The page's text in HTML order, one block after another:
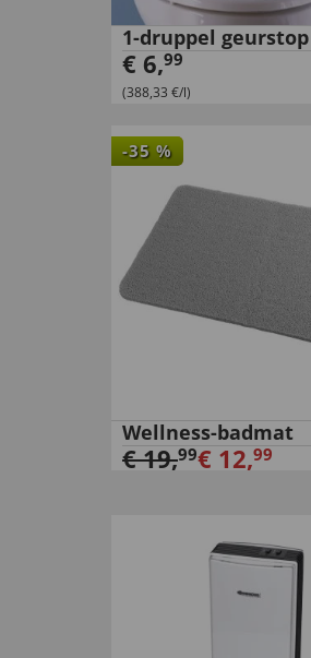
1-druppel geurstop
€ 6,99
(388,33 €/l)
-35 %
Wellness-badmat
€19,99€ 12,99